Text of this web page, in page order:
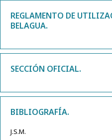
REGLAMENTO DE
BELAGUA.
SECCIÓN OFICIAL.
BIBLIOGRAFÍA.
J.S.M.